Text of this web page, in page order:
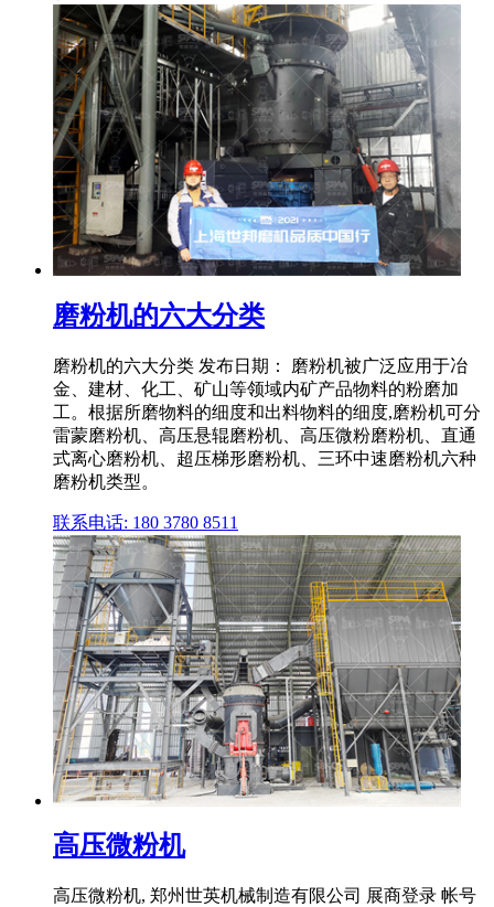
磨粉机的六大分类
磨粉机的六大分类 发布日期： 磨粉机被广泛应用于冶
金、建材、化工、矿山等领域内矿产品物料的粉磨加
工。根据所磨物料的细度和出料物料的细度,磨粉机可分
雷蒙磨粉机、高压悬辊磨粉机、高压微粉磨粉机、直通
式离心磨粉机、超压梯形磨粉机、三环中速磨粉机六种
磨粉机类型。
联系电话: 180 3780 8511
高压微粉机
高压微粉机, 郑州世英机械制造有限公司 展商登录 帐号